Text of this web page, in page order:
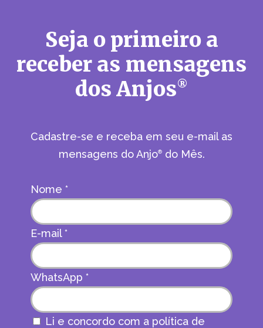
Seja o primeiro a
receber as mensagens
dos Anjos®
Cadastre-se e receba em seu e-mail as
mensagens do Anjo®do Mês.
Nome*
E-mail*
WhatsApp*
Li e concordo com a política de